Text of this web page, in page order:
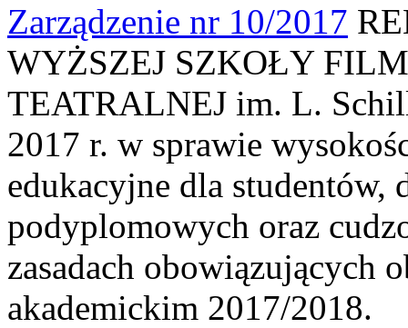
Zarządzenie nr 10/2017
WYŻSZEJ SZKOŁY
TEATRALNEJ im. L.
2017 r. w sprawie
edukacyjne dla studentów,
podyplomowych oraz
zasadach obowiązujących
akademickim 2017/2018.